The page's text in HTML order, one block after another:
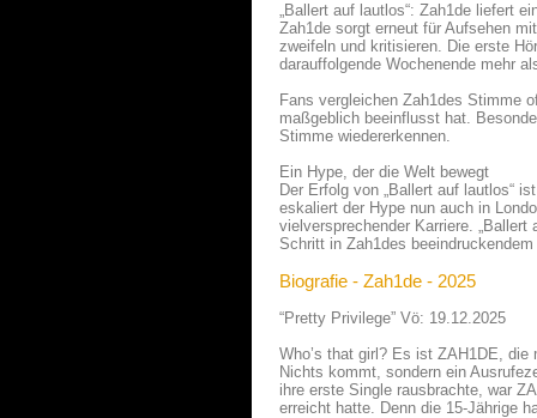
„Ballert auf lautlos“: Zah1de liefert
Zah1de sorgt erneut für Aufsehen
zweifeln und kritisieren. Die erste
darauffolgende Wochenende mehr
Fans vergleichen Zah1des Stimme
maßgeblich beeinflusst hat.
Stimme wiedererkennen.
Ein Hype, der die Welt bewegt
Der Erfolg von „Ballert auf lautlos“
eskaliert der Hype nun auch in
vielversprechender Karriere.
Schritt in Zah1des
Biografie - Zah1de - 2025
“Pretty Privilege” Vö: 19.12.2025
Who’s that girl? Es ist ZAH1DE,
Nichts kommt, sondern ein
ihre erste Single rausbrachte, war
erreicht hatte. Denn die 15-Jährige